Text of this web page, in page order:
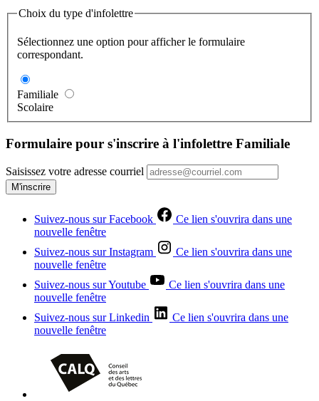
Choix du type d'infolettre
Sélectionnez une option pour afficher le formulaire
correspondant.
Familiale
Scolaire
Formulaire pour s'inscrire à l'infolettre Familiale
Saisissez votre adresse courriel
M'inscrire
Suivez-nous sur Facebook
Ce lien s'ouvrira dans une
nouvelle fenêtre
Suivez-nous sur Instagram
Ce lien s'ouvrira dans une
nouvelle fenêtre
Suivez-nous sur Youtube
Ce lien s'ouvrira dans une
nouvelle fenêtre
Suivez-nous sur Linkedin
Ce lien s'ouvrira dans une
nouvelle fenêtre